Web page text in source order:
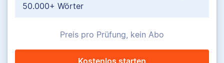
50.000+ Wörter
Preis pro Prüfung, kein Abo
Kostenlos starten